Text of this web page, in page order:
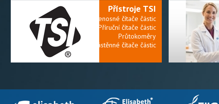
Přístroje TSI
Přenosné čítače částic
Příruční čítače částic
Průtokoměry
Nástěnné čítače částic